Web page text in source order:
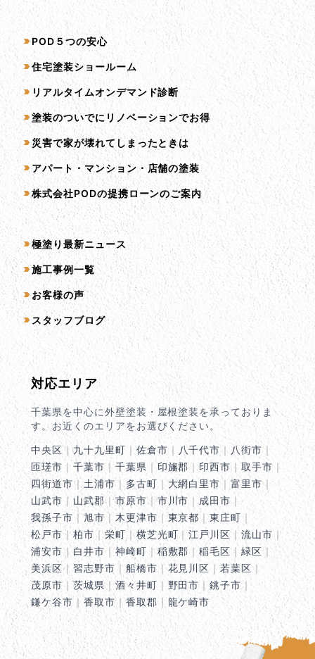
サービス一覧
POD５つの安心
住宅塗装ショールーム
リアルタイムオンデマンド診断
塗装のついでにリノベーションでお得
災害で家が壊れてしまったときは
アパート・マンション・店舗の塗装
株式会社PODの提携ローンのご案内
コンテンツ一覧
極塗り最新ニュース
施工事例一覧
お客様の声
スタッフブログ
対応エリア
千葉県を中心に外壁塗装・屋根塗装を承っておりま
す。お近くのエリアをお選びください。
中央区｜九十九里町 ｜ 佐倉市 ｜ 八千代市 ｜ 八街市 ｜
匝瑳市 ｜ 千葉市 ｜ 千葉県 ｜ 印旛郡 ｜ 印西市 ｜取手市 ｜
四街道市｜ 土浦市｜多古町 ｜ 大網白里市 ｜富里市｜
山武市 ｜ 山武郡｜市原市｜市川市 ｜ 成田市 ｜
我孫子市 ｜ 旭市 ｜ 木更津市 ｜ 東京都 ｜東庄町 ｜
松戸市 ｜柏市 ｜栄町 ｜ 横芝光町 ｜江戸川区 ｜流山市 ｜
浦安市 ｜ 白井市 ｜ 神崎町 ｜ 稲敷郡 ｜稲毛区 ｜緑区 ｜
美浜区｜ 習志野市 ｜ 船橋市 ｜ 花見川区 ｜若葉区 ｜
茂原市｜茨城県｜酒々井町 ｜ 野田市 ｜銚子市 ｜
鎌ケ谷市 ｜ 香取市｜香取郡 ｜ 龍ケ崎市